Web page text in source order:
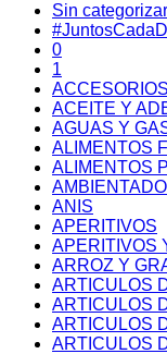
Sin categorizar
0
1
ACEITE Y
AGUAS Y
ALIMENTOS
ALIMENTOS
ANIS
APERITIVOS
APERITIVOS
ARROZ Y
ARTICULOS
ARTICULOS
ARTICULOS
ARTICULOS